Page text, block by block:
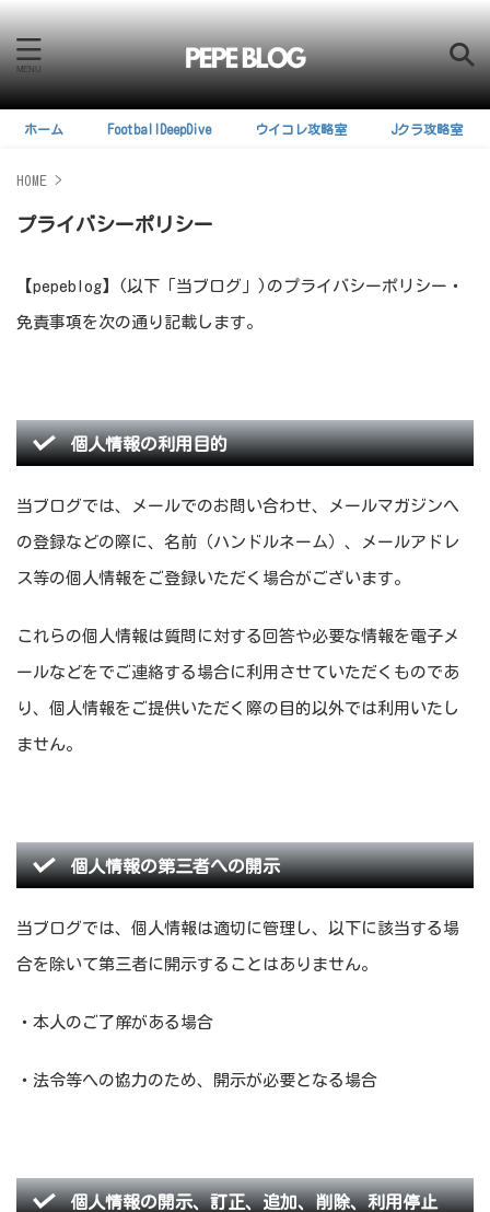
ホーム FootballDeepDive ウイコレ攻略室 Jクラ攻略室
HOME >
プライバシーポリシー
【pepeblog】(以下「当ブログ」)のプライバシーポリシー・
免責事項を次の通り記載します。
個人情報の利用目的
当ブログでは、メールでのお問い合わせ、メールマガジンへ
の登録などの際に、名前（ハンドルネーム）、メールアドレ
ス等の個人情報をご登録いただく場合がございます。
これらの個人情報は質問に対する回答や必要な情報を電子メ
ールなどをでご連絡する場合に利用させていただくものであ
り、個人情報をご提供いただく際の目的以外では利用いたし
ません。
個人情報の第三者への開示
当ブログでは、個人情報は適切に管理し、以下に該当する場
合を除いて第三者に開示することはありません。
・本人のご了解がある場合
・法令等への協力のため、開示が必要となる場合
個人情報の開示、訂正、追加、削除、利用停止